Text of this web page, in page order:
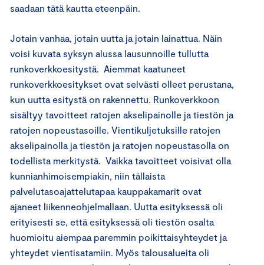
saadaan tätä kautta eteenpäin.
Jotain vanhaa, jotain uutta ja jotain lainattua. Näin
voisi kuvata syksyn alussa lausunnoille tullutta
runkoverkkoesitystä. Aiemmat kaatuneet
runkoverkkoesitykset ovat selvästi olleet perustana,
kun uutta esitystä on rakennettu. Runkoverkkoon
sisältyy tavoitteet ratojen akselipainolle ja tiestön ja
ratojen nopeustasoille. Vientikuljetuksille ratojen
akselipainolla ja tiestön ja ratojen nopeustasolla on
todellista merkitystä. Vaikka tavoitteet voisivat olla
kunnianhimoisempiakin, niin tällaista
palvelutasoajattelutapaa kauppakamarit ovat
ajaneet liikenneohjelmallaan. Uutta esityksessä oli
erityisesti se, että esityksessä oli tiestön osalta
huomioitu aiempaa paremmin poikittaisyhteydet ja
yhteydet vientisatamiin. Myös talousalueita oli